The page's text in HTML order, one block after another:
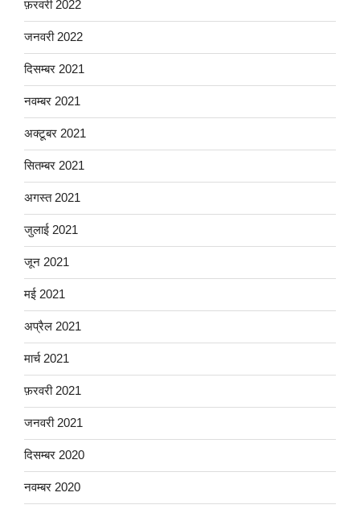
फ़रवरी 2022
जनवरी 2022
दिसम्बर 2021
नवम्बर 2021
अक्टूबर 2021
सितम्बर 2021
अगस्त 2021
जुलाई 2021
जून 2021
मई 2021
अप्रैल 2021
मार्च 2021
फ़रवरी 2021
जनवरी 2021
दिसम्बर 2020
नवम्बर 2020